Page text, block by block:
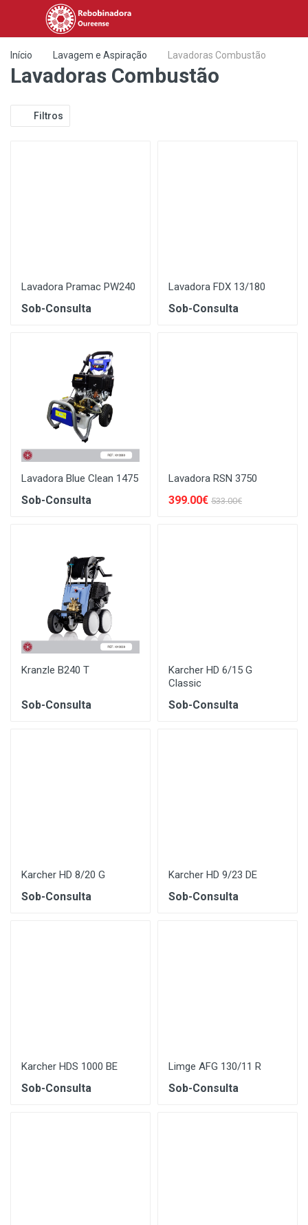
Início Lavagem e Aspiração Lavadoras Combustão
Lavadoras Combustão
Filtros
Lavadora Pramac PW240
Sob-Consulta
Lavadora FDX 13/180
Sob-Consulta
Lavadora Blue Clean 1475
Sob-Consulta
Lavadora RSN 3750
399.00€ 533.00€
Kranzle B240 T
Sob-Consulta
Karcher HD 6/15 G
Classic
Sob-Consulta
Karcher HD 8/20 G
Sob-Consulta
Karcher HD 9/23 DE
Sob-Consulta
Karcher HDS 1000 BE
Sob-Consulta
Limge AFG 130/11 R
Sob-Consulta